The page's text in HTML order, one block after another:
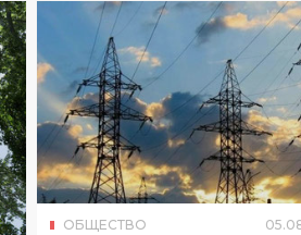
ОБЩЕСТВО 05.